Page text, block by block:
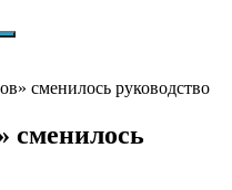
Искать
сменилось руководство
сменилось